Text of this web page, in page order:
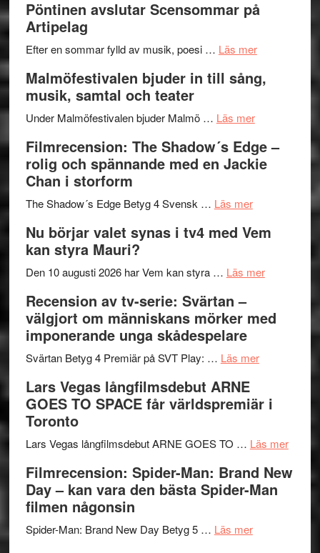
Delvis
genrens
terräng
på
Pöntinen avslutar Scensommar på
Artipelag
Efter en sommar fylld av musik, poesi … Läs merom
Endre,
Roland
Pöntinen
Artipelag
Malmöfestivalen bjuder in till sång,
musik, samtal och teater
Under Malmöfestivalen bjuder Malmö … Läs merom
bjuder
in
samtal
teater
Filmrecension: The Shadow´s Edge –
rolig och spännande med en Jackie
Chan i storform
The Shadow´s Edge Betyg 4 Svensk … Läs merom
The
´s
rolig
spännande
Jackie
i
Nu börjar valet synas i tv4 med Vem
kan styra Mauri?
Den 10 augusti 2026 har Vem kan styra … Läs merom
valet
Vem
styra
Recension av tv-serie: Svärtan –
välgjort om människans mörker med
imponerande unga skådespelare
Svärtan Betyg 4 Premiär på SVT Play: … Läs merom
tv-
Svärtan
välgjort
om
Lars Vegas långfilmsdebut ARNE
GOES TO SPACE får världspremiär i
Toronto
Lars Vegas långfilmsdebut ARNE GOES TO … Läs merom
Vegas
Filmrecension: Spider-Man: Brand New
Day – kan vara den bästa Spider-Man
filmen någonsin
Spider-Man: Brand New Day Betyg 5 … Läs merom